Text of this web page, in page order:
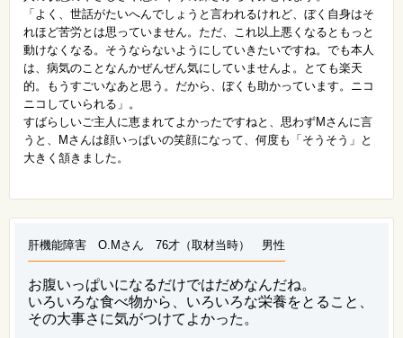
「よく、世話がたいへんでしょうと言われるけれど、ぼく自身はそ
れほど苦労とは思っていません。ただ、これ以上悪くなるともっと
動けなくなる。そうならないようにしていきたいですね。でも本人
は、病気のことなんかぜんぜん気にしていませんよ。とても楽天
的。もうすごいなあと思う。だから、ぼくも助かっています。ニコ
ニコしていられる」。
すばらしいご主人に恵まれてよかったですねと、思わずMさんに言
うと、Mさんは顔いっぱいの笑顔になって、何度も「そうそう」と
大きく頷きました。
肝機能障害 O.Mさん 76才（取材当時） 男性
お腹いっぱいになるだけではだめなんだね。
いろいろな食べ物から、いろいろな栄養をとること、
その大事さに気がつけてよかった。